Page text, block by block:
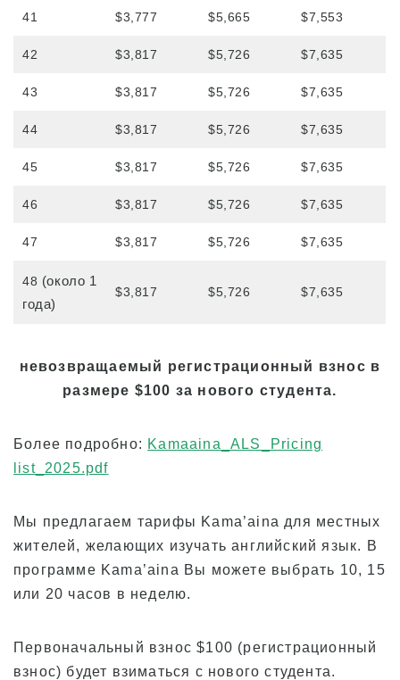
41 $3,777 $5,665 $7,553
42 $3,817 $5,726 $7,635
43 $3,817 $5,726 $7,635
44 $3,817 $5,726 $7,635
45 $3,817 $5,726 $7,635
46 $3,817 $5,726 $7,635
47 $3,817 $5,726 $7,635
48 (около 1
года)
$3,817 $5,726 $7,635
невозвращаемый регистрационный взнос в
размере $100 за нового студента.
Более подробно: Kamaaina_ALS_Pricing
list_2025.pdf
Мы предлагаем тарифы Kama’aina для местных
жителей, желающих изучать английский язык. В
программе Kama’aina Вы можете выбрать 10, 15
или 20 часов в неделю.
Первоначальный взнос $100 (регистрационный
взнос) будет взиматься с нового студента.